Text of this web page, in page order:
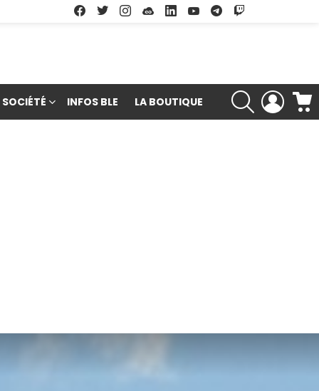
Facebook
TwitterInstagramSoundcloud
LinkedinYoutubeGoogle Play
SOCIÉTÉ INFOS BLE LA BOUTIQUE
RECHERCHE
LOGIN